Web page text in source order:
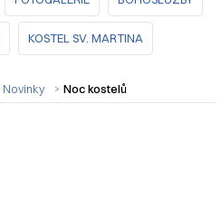
KOSTEL SV. MARTINA
Novinky Noc kostelů